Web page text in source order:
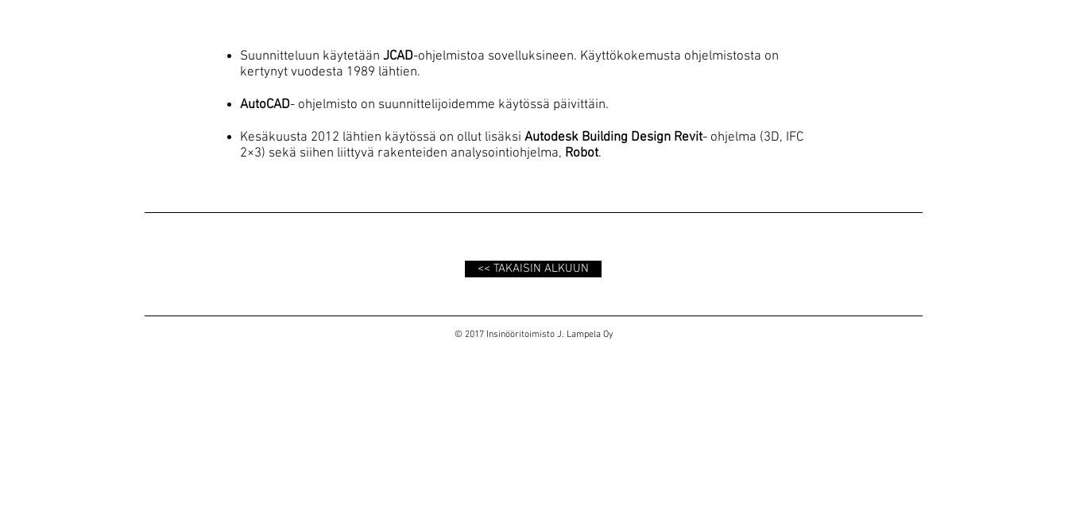
Suunnitteluun käytetään JCAD-ohjelmistoa sovelluksineen. Käyttökokemusta ohjelmistosta on
kertynyt vuodesta 1989 lähtien.​
AutoCAD- ohjelmisto on suunnittelijoidemme käytössä päivittäin.
Kesäkuusta 2012 lähtien käytössä on ollut lisäksi Autodesk Building Design Revit- ohjelma (3D, IFC
2×3) sekä siihen liittyvä rakenteiden analysointiohjelma, Robot.
<< TAKAISIN ALKUUN
© 2017 Insinööritoimisto J. Lampela Oy